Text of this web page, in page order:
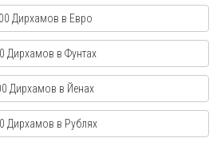
Дирхамов в Евро
Дирхамов в Фунтах
Дирхамов в Йенах
Дирхамов в Рублях